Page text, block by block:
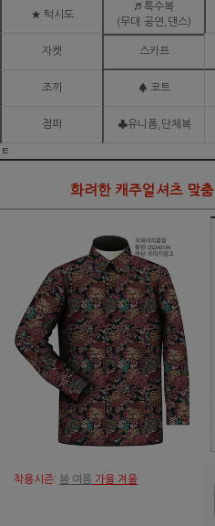
★ 턱시도
♬ 특수복
(무대.공연,댄스)
자켓 스카프
조끼 ♠ 코트
점퍼 ♣유니폼,단체복
ㅌ
화려한 캐주얼셔츠 맞춤
착용시즌: 봄 여름 가을 겨울